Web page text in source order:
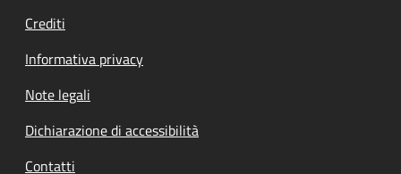
Crediti
Informativa privacy
Note legali
Dichiarazione di accessibilità
Contatti